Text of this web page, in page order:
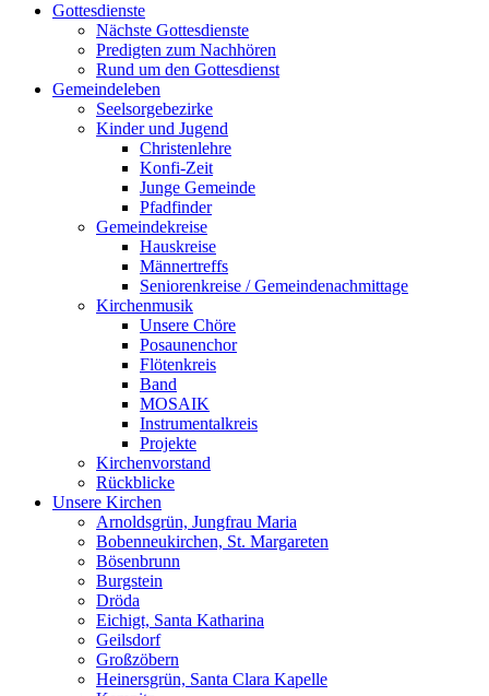
Gottesdienste
Nächste Gottesdienste
Predigten zum Nachhören
Rund um den Gottesdienst
Gemeindeleben
Seelsorgebezirke
Kinder und Jugend
Christenlehre
Konfi-Zeit
Junge Gemeinde
Pfadfinder
Gemeindekreise
Hauskreise
Männertreffs
Seniorenkreise / Gemeindenachmittage
Kirchenmusik
Unsere Chöre
Posaunenchor
Flötenkreis
Band
MOSAIK
Instrumentalkreis
Projekte
Kirchenvorstand
Rückblicke
Unsere Kirchen
Arnoldsgrün, Jungfrau Maria
Bobenneukirchen, St. Margareten
Bösenbrunn
Burgstein
Dröda
Eichigt, Santa Katharina
Geilsdorf
Großzöbern
Heinersgrün, Santa Clara Kapelle